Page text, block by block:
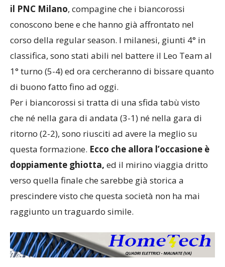
il PNC Milano, compagine che i biancorossi
conoscono bene e che hanno già affrontato nel
corso della regular season. I milanesi, giunti 4° in
classifica, sono stati abili nel battere il Leo Team al
1° turno (5-4) ed ora cercheranno di bissare quanto
di buono fatto fino ad oggi.
Per i biancorossi si tratta di una sfida tabù visto
che né nella gara di andata (3-1) né nella gara di
ritorno (2-2), sono riusciti ad avere la meglio su
questa formazione. Ecco che allora l’occasione è
doppiamente ghiotta, ed il mirino viaggia dritto
verso quella finale che sarebbe già storica a
prescindere visto che questa società non ha mai
raggiunto un traguardo simile.